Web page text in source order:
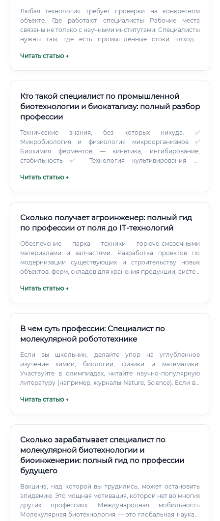
Любая технология требует проверки на конкретном
объекте. Где работают специалисты Рабочие места
связаны не только с научными институтами. Специалисты
нужны там, где есть промышленные стоки, отходы,
экологического риска.
Читать статью →
Кто такой специалист по промышленной
биотехнологии и биокатализу: полный разбор
профессии
Технические знания, без которых никуда: ✅
Микробиология и физиология микроорганизмов ✅
Биохимия ферментов — кинетика, ингибирование,
стабильность ✅ Технология культивирования —
Масштабирование (scale-up): принципы геометрического
и регуляторные требования (особенно в фарме)
Отдельно стоит поговорить про инженерные навыки. Но
инженерная дисциплина. Надо понимать, как работает
биореактор как физический объект: теплообмен,
массоперенос кислорода, гидродинамику, кинетику
реакций.
Читать статью →
Сколько получает агроинженер: полный гид
по профессии от поля до IT-технологий
Обеспечение парка техники горюче-смазочными
материалами и запчастями. Разработка проектов по
модернизации существующих и строительству новых
объектов: ферм, складов для хранения продукции, систем
Читать статью →
В чем суть профессии: Специалист по
молекулярной робототехнике
Если вы школьник, делайте упор на углубленное
изучение химии, биологии, физики и математики.
Участвуйте в олимпиадах, читайте научно-популярную
литературу (например, журналы Nature, Science). Если вы
руководителя и лабораторию, чьи исследования вам
Читать статью →
Сколько зарабатывает специалист по
молекулярной биотехнологии и
биоинженерии: полный гид по профессии
будущего
Вакцина, над которой вы трудились, может остановить
эпидемию. Это мощная мотивация, которой нет во многих
других профессиях. Международная мобильность
Молекулярная биотехнология — это глобальная наука с